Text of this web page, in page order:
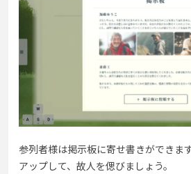
参列者様は掲示板に寄せ書きができま
アップして、故人を偲びましょう。